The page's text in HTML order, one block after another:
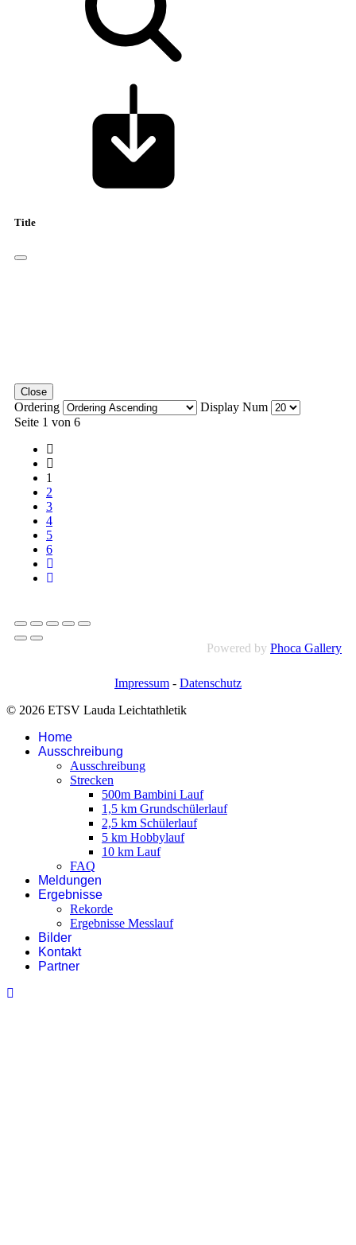
Title
Close
Ordering
Display Num
Seite 1 von 6
1
2
3
4
5
6
Powered by Phoca Gallery
Impressum - Datenschutz
© 2026 ETSV Lauda Leichtathletik
Home
Ausschreibung
Ausschreibung
Strecken
500m Bambini Lauf
1,5 km Grundschülerlauf
2,5 km Schülerlauf
5 km Hobbylauf
10 km Lauf
FAQ
Meldungen
Ergebnisse
Rekorde
Ergebnisse Messlauf
Bilder
Kontakt
Partner